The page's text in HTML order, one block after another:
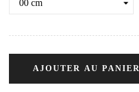
AJOUTER AU PANIER